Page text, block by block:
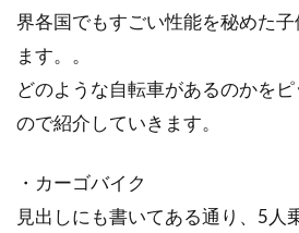
界各国でもすごい性能を秘めた
ます。。
どのような自転車があるのかを
ので紹介していきます。
・カーゴバイク
見出しにも書いてある通り、5人